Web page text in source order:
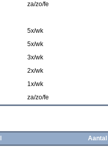
za/zo/fe
5x/wk
5x/wk
3x/wk
2x/wk
1x/wk
za/zo/fe
Aantal